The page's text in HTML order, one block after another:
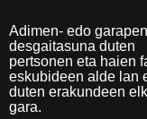
Adimen- edo
desgaitasuna duten
pertsonen eta haien
eskubideen alde lan
duten erakundeen
gara.